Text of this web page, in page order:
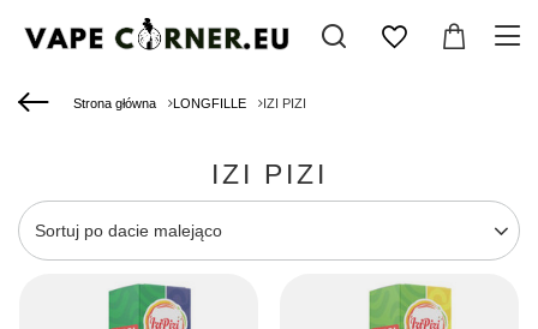
Strona główna LONGFILLE IZI PIZI
IZI PIZI
Zmień sortowanie
Sortuj po dacie malejąco